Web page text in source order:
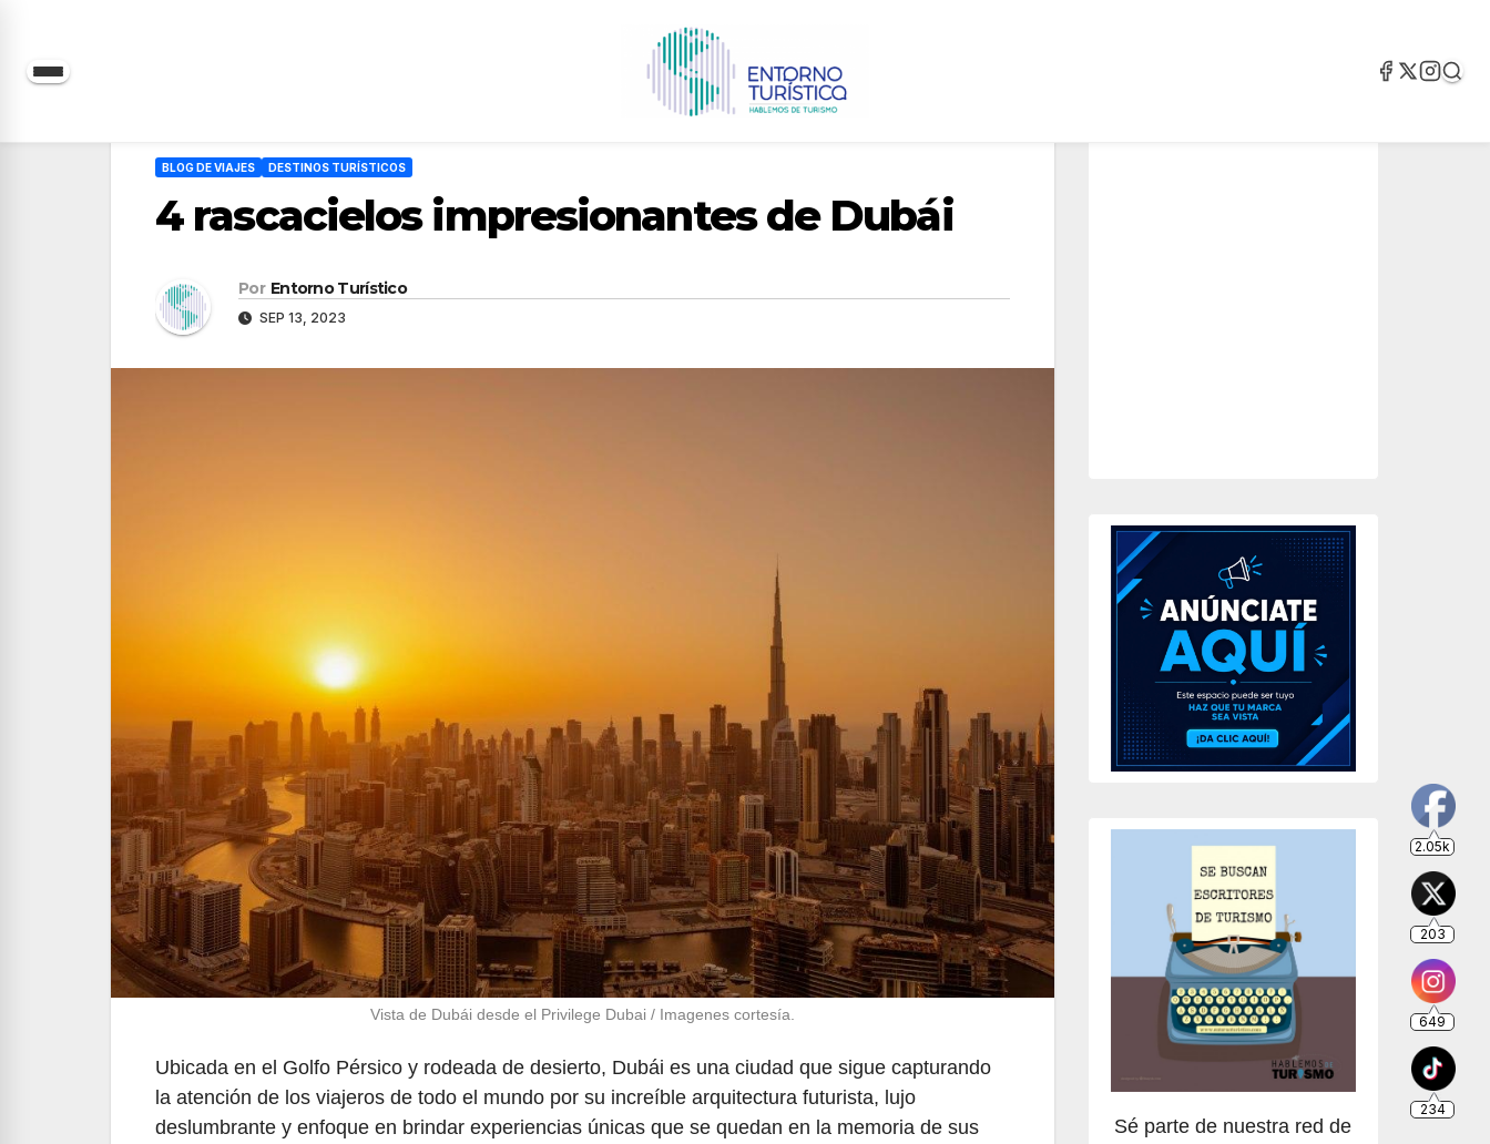
Saltar
BLOG DE VIAJES DESTINOS TURÍSTICOS
4 rascacielos impresionantes de Dubái
Por Entorno Turístico
SEP 13, 2023
Vista de Dubái desde el Privilege Dubai / Imagenes cortesía.
Ubicada en el Golfo Pérsico y rodeada de desierto, Dubái es una ciudad que sigue capturando
la atención de los viajeros de todo el mundo por su increíble arquitectura futurista, lujo
deslumbrante y enfoque en brindar experiencias únicas que se quedan en la memoria de sus
Sé parte de nuestra red de